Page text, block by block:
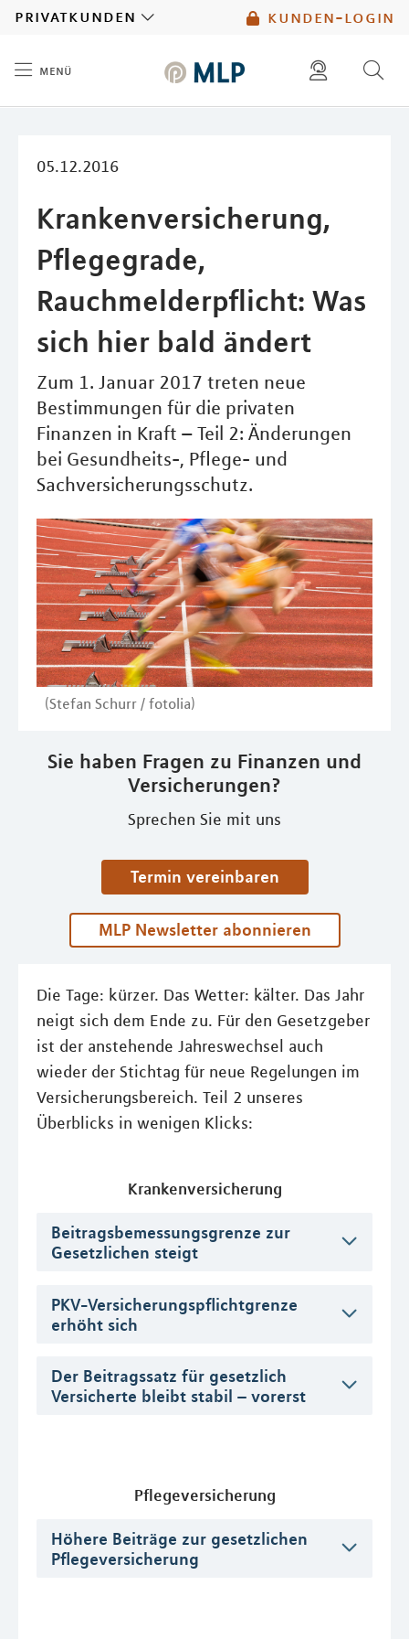
kunden-login
privatkunden
menü
05.12.2016
Krankenversicherung,
Pflegegrade,
Rauchmelderpflicht: Was
sich hier bald ändert
Zum 1. Januar 2017 treten neue
Bestimmungen für die privaten
Finanzen in Kraft – Teil 2: Änderungen
bei Gesundheits-, Pflege- und
Sachversicherungsschutz.
(Stefan Schurr / fotolia)
Sie haben Fragen zu Finanzen und
Versicherungen?
Sprechen Sie mit uns
Termin vereinbaren
MLP Newsletter abonnieren
Die Tage: kürzer. Das Wetter: kälter. Das Jahr
neigt sich dem Ende zu. Für den Gesetzgeber
ist der anstehende Jahreswechsel auch
wieder der Stichtag für neue Regelungen im
Versicherungsbereich. Teil 2 unseres
Überblicks in wenigen Klicks:
Krankenversicherung
Beitragsbemessungsgrenze zur
Gesetzlichen steigt
PKV-Versicherungspflichtgrenze
erhöht sich
Der Beitragssatz für gesetzlich
Versicherte bleibt stabil – vorerst
Pflegeversicherung
Höhere Beiträge zur gesetzlichen
Pflegeversicherung